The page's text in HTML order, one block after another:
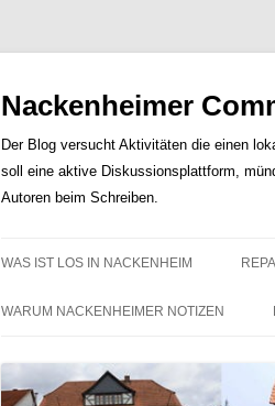
Nackenheimer
Der Blog versucht Aktivitäten die einen
soll eine aktive Diskussionsplattform,
Autoren beim Schreiben.
WAS IST LOS IN NACKENHEIM
WARUM NACKENHEIMER NOTIZEN